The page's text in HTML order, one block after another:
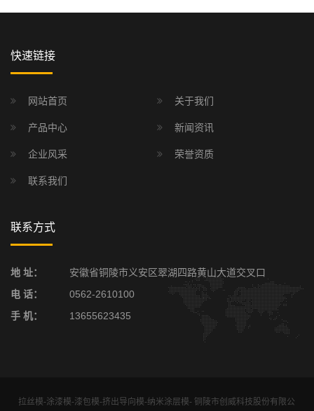
快速链接
网站首页 关于我们
产品中心 新闻资讯
企业风采 荣誉资质
联系我们
联系方式
地 址：
安徽省铜陵市义安区翠湖四路黄山大道交叉口
电 话：
0562-2610100
手 机：
13655623435
拉丝模-涂漆模-漆包模-挤出导向模-纳米涂层模- 铜陵市创威科技股份有限公